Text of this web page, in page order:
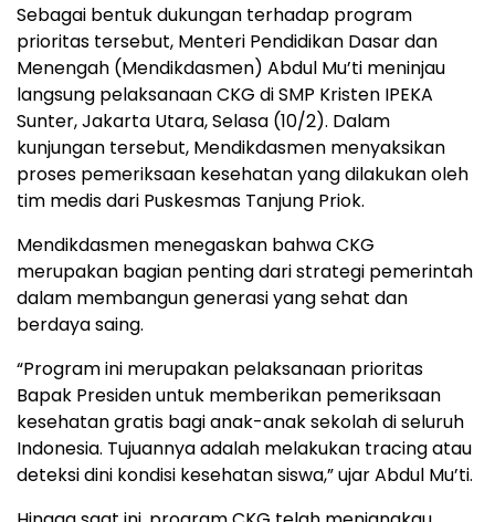
Sebagai bentuk dukungan terhadap program
prioritas tersebut, Menteri Pendidikan Dasar dan
Menengah (Mendikdasmen) Abdul Mu’ti meninjau
langsung pelaksanaan CKG di SMP Kristen IPEKA
Sunter, Jakarta Utara, Selasa (10/2). Dalam
kunjungan tersebut, Mendikdasmen menyaksikan
proses pemeriksaan kesehatan yang dilakukan oleh
tim medis dari Puskesmas Tanjung Priok.
Mendikdasmen menegaskan bahwa CKG
merupakan bagian penting dari strategi pemerintah
dalam membangun generasi yang sehat dan
berdaya saing.
“Program ini merupakan pelaksanaan prioritas
Bapak Presiden untuk memberikan pemeriksaan
kesehatan gratis bagi anak-anak sekolah di seluruh
Indonesia. Tujuannya adalah melakukan tracing atau
deteksi dini kondisi kesehatan siswa,” ujar Abdul Mu’ti.